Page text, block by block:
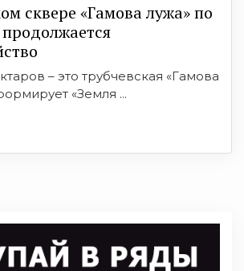
сквере «Гамова лужа» по
– это трубчевская «Гамова
«Земля ...